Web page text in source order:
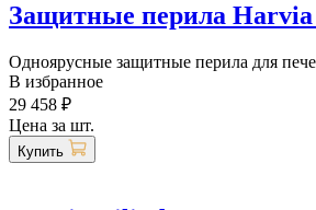
Защитные перила
Одноярусные защитные перила для
В избранное
29 458 ₽
Цена за шт.
Купить